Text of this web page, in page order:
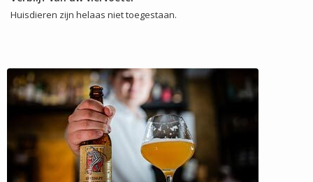
Huisdieren zijn helaas niet toegestaan.